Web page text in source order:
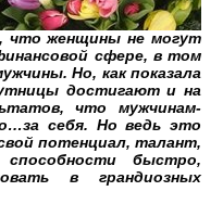
что женщины не могут
сфере, в том
Но, как показала
достигают и на
что мужчинам-
себя. Но ведь это
потенциал, талант,
быстро,
в грандиозных